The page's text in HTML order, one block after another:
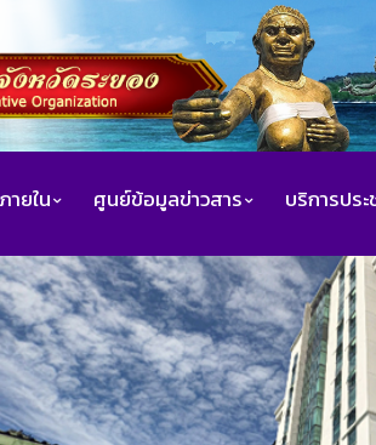
ายใน ศูนย์ข้อมูลข่าวสาร บริการปร